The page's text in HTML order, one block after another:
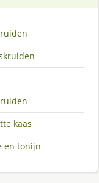
kaas
en tonijn